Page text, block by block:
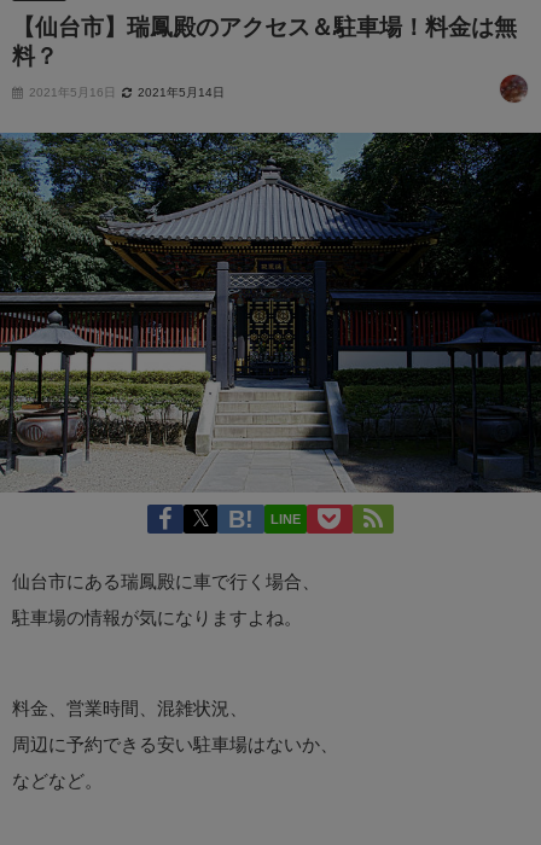
【仙台市】瑞鳳殿のアクセス＆駐車場！料金は無
料？
2021年5月16日 2021年5月14日
LINE
仙台市にある瑞鳳殿に車で行く場合、
駐車場の情報が気になりますよね。
料金、営業時間、混雑状況、
周辺に予約できる安い駐車場はないか、
などなど。